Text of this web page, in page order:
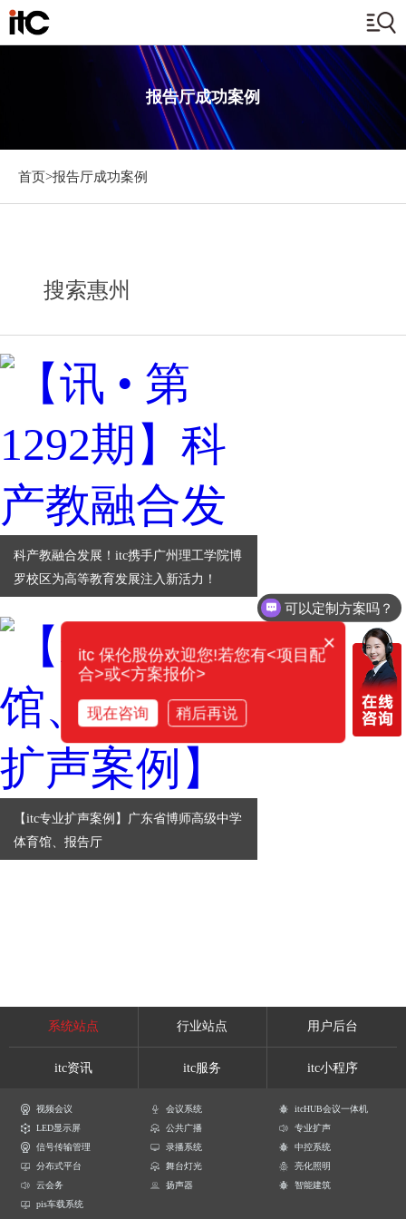
报告厅成功案例
首页>报告厅成功案例
搜索惠州
科产教融合发展！itc携手广州理工学院博
罗校区为高等教育发展注入新活力！
【itc专业扩声案例】广东省博师高级中学
体育馆、报告厅
系统站点 行业站点 用户后台
itc资讯 itc服务 itc小程序
视频会议 会议系统
itcHUB会议一体机
LED显示屏
公共广播
专业扩声
信号传输管理
录播系统
中控系统
分布式平台
舞台灯光
亮化照明
云会务
扬声器
智能建筑
pis车载系统
可以定制方案吗？
×
itc 保伦股份欢迎您!若您有<项目配
合>或<方案报价>
现在咨询 稍后再说